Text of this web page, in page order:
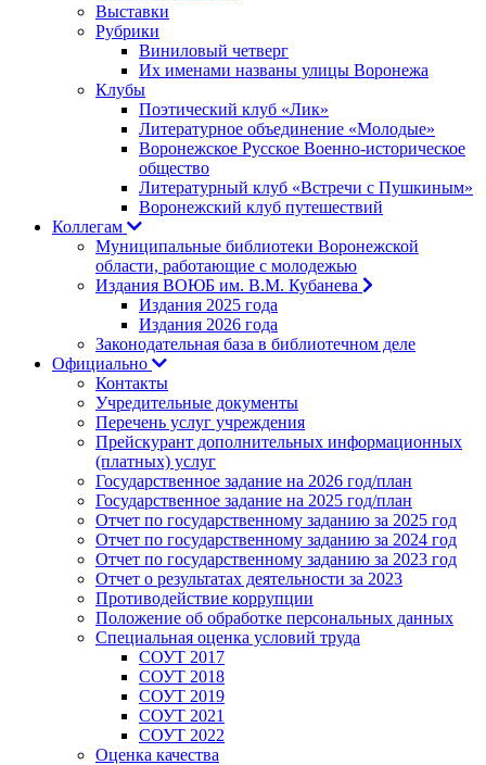
Выставки
Рубрики
Виниловый четверг
Их именами названы улицы Воронежа
Клубы
Поэтический клуб «Лик»
Литературное объединение «Молодые»
Воронежское Русское Военно-историческое
общество
Литературный клуб «Встречи с Пушкиным»
Воронежский клуб путешествий
Коллегам
Муниципальные библиотеки Воронежской
области, работающие с молодежью
Издания ВОЮБ им. В.М. Кубанева
Издания 2025 года
Издания 2026 года
Законодательная база в библиотечном деле
Официально
Контакты
Учредительные документы
Перечень услуг учреждения
Прейскурант дополнительных информационных
(платных) услуг
Государственное задание на 2026 год/план
Государственное задание на 2025 год/план
Отчет по государственному заданию за 2025 год
Отчет по государственному заданию за 2024 год
Отчет по государственному заданию за 2023 год
Отчет о результатах деятельности за 2023
Противодействие коррупции
Положение об обработке персональных данных
Специальная оценка условий труда
СОУТ 2017
СОУТ 2018
СОУТ 2019
СОУТ 2021
СОУТ 2022
Оценка качества